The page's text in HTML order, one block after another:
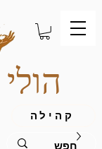
קהילה